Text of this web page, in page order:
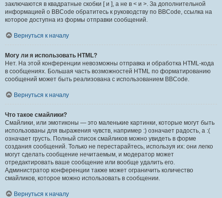
заключаются в квадратные скобки [ и ], а не в < и >. За дополнительной
информацией о BBCode обратитесь к руководству по BBCode, ссылка на
которое доступна из формы отправки сообщений.
Вернуться к началу
Могу ли я использовать HTML?
Нет. На этой конференции невозможны отправка и обработка HTML-кода
в сообщениях. Большая часть возможностей HTML по форматированию
сообщений может быть реализована с использованием BBCode.
Вернуться к началу
Что такое смайлики?
Смайлики, или эмотиконы — это маленькие картинки, которые могут быть
использованы для выражения чувств, например :) означает радость, а :(
означает грусть. Полный список смайликов можно увидеть в форме
создания сообщений. Только не перестарайтесь, используя их: они легко
могут сделать сообщение нечитаемым, и модератор может
отредактировать ваше сообщение или вообще удалить его.
Администратор конференции также может ограничить количество
смайликов, которое можно использовать в сообщении.
Вернуться к началу